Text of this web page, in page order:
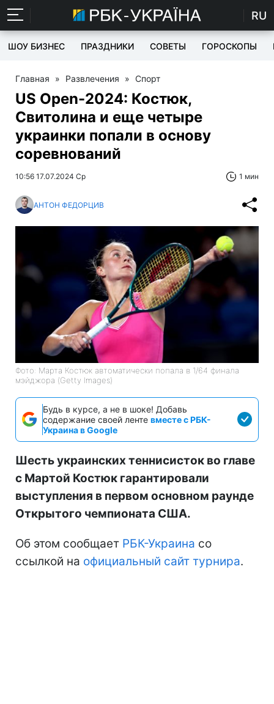
RU
ШОУ БИЗНЕС ПРАЗДНИКИ СОВЕТЫ ГОРОСКОПЫ
Главная » Развлечения » Спорт
US Open-2024: Костюк,
Свитолина и еще четыре
украинки попали в основу
соревнований
10:56 17.07.2024 Ср 1 мин
АНТОН ФЕДОРЦИВ
Фото: Марта Костюк автоматически попала в 1/64 финала
мэйджора (Getty Images)
Будь в курсе, а не в шоке! Добавь
содержание своей ленте вместе с РБК-
Украина в Google
Шесть украинских теннисисток во главе
с Мартой Костюк гарантировали
выступления в первом основном раунде
Открытого чемпионата США.
Об этом сообщает РБК-Украина со
ссылкой на официальный сайт турнира.